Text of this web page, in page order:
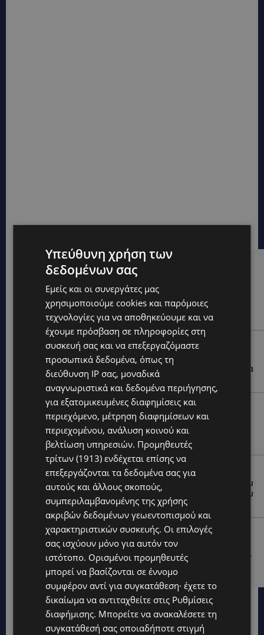
Hot this week
VIBE NEWS
Η Peugeot είναι ο επίσημος συνεργάτης του
Φεστιβάλ Κινηματογράφου της Βενετίας
VIBE NEWS
Lidl Better Living Days #summer2026: Ένα μοναδικό
ταξίδι ευεξίας, γεμάτο γεύση, ενέργεια και χαμόγελα
σε όλη την Κύπρο
ΚΑΤΟΙΚΙΔΙΑ
ΠΑΓΚΟΣΜΙΑ ΗΜΕΡΑ ΓΑΤΑΣ: Χιλιάδες στην Κύπρο,
καθεμία μοναδική – Το χαδιάρικο τετράποδο με τη
ματιά που λιώνει καρδιές
UPDATES
ΤΑΣΟΣ ΧΑΤΖΗΓΙΟΒΑΝΗΣ: Η συγκλονιστική ιστορία του
12χρονου Δημήτρη και η δωρεά των 12.500 ευρώ που
του έδωσε ελπίδα
STORIES
ΕΞΩΤΙΚΑ ΖΩΑ ΣΤΗΝ ΚΥΠΡΟ: Πότε επιτρέπεται και
πότε απαγορεύεται να έχεις μαϊμού ως κατοικίδιο –
Ποια ζώα μπορείς να διατηρείς νόμιμα
Υπεύθυνη χρήση των
δεδομένων σας
Εμείς και οι συνεργάτες μας
χρησιμοποιούμε cookies και παρόμοιες
τεχνολογίες για να αποθηκεύουμε και να
έχουμε πρόσβαση σε πληροφορίες στη
συσκευή σας και να επεξεργαζόμαστε
προσωπικά δεδομένα, όπως τη
διεύθυνση IP σας, μοναδικά
αναγνωριστικά και δεδομένα περιήγησης,
για εξατομικευμένες διαφημίσεις και
περιεχόμενο, μέτρηση διαφημίσεων και
περιεχομένου, ανάλυση κοινού και
βελτίωση υπηρεσιών. Προμηθευτές
τρίτων (1913) ενδέχεται επίσης να
επεξεργάζονται τα δεδομένα σας για
αυτούς και άλλους σκοπούς,
συμπεριλαμβανομένης της χρήσης
ακριβών δεδομένων γεωεντοπισμού και
χαρακτηριστικών συσκευής. Οι επιλογές
σας ισχύουν μόνο για αυτόν τον
ιστότοπο. Ορισμένοι προμηθευτές
μπορεί να βασίζονται σε έννομο
συμφέρον αντί για συγκατάθεση· έχετε το
δικαίωμα να αντιταχθείτε στις Ρυθμίσεις
διαφήμισης. Μπορείτε να ανακαλέσετε τη
συγκατάθεσή σας οποιαδήποτε στιγμή